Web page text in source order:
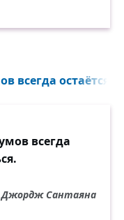
остаётся
всегда
Джордж Сантаяна